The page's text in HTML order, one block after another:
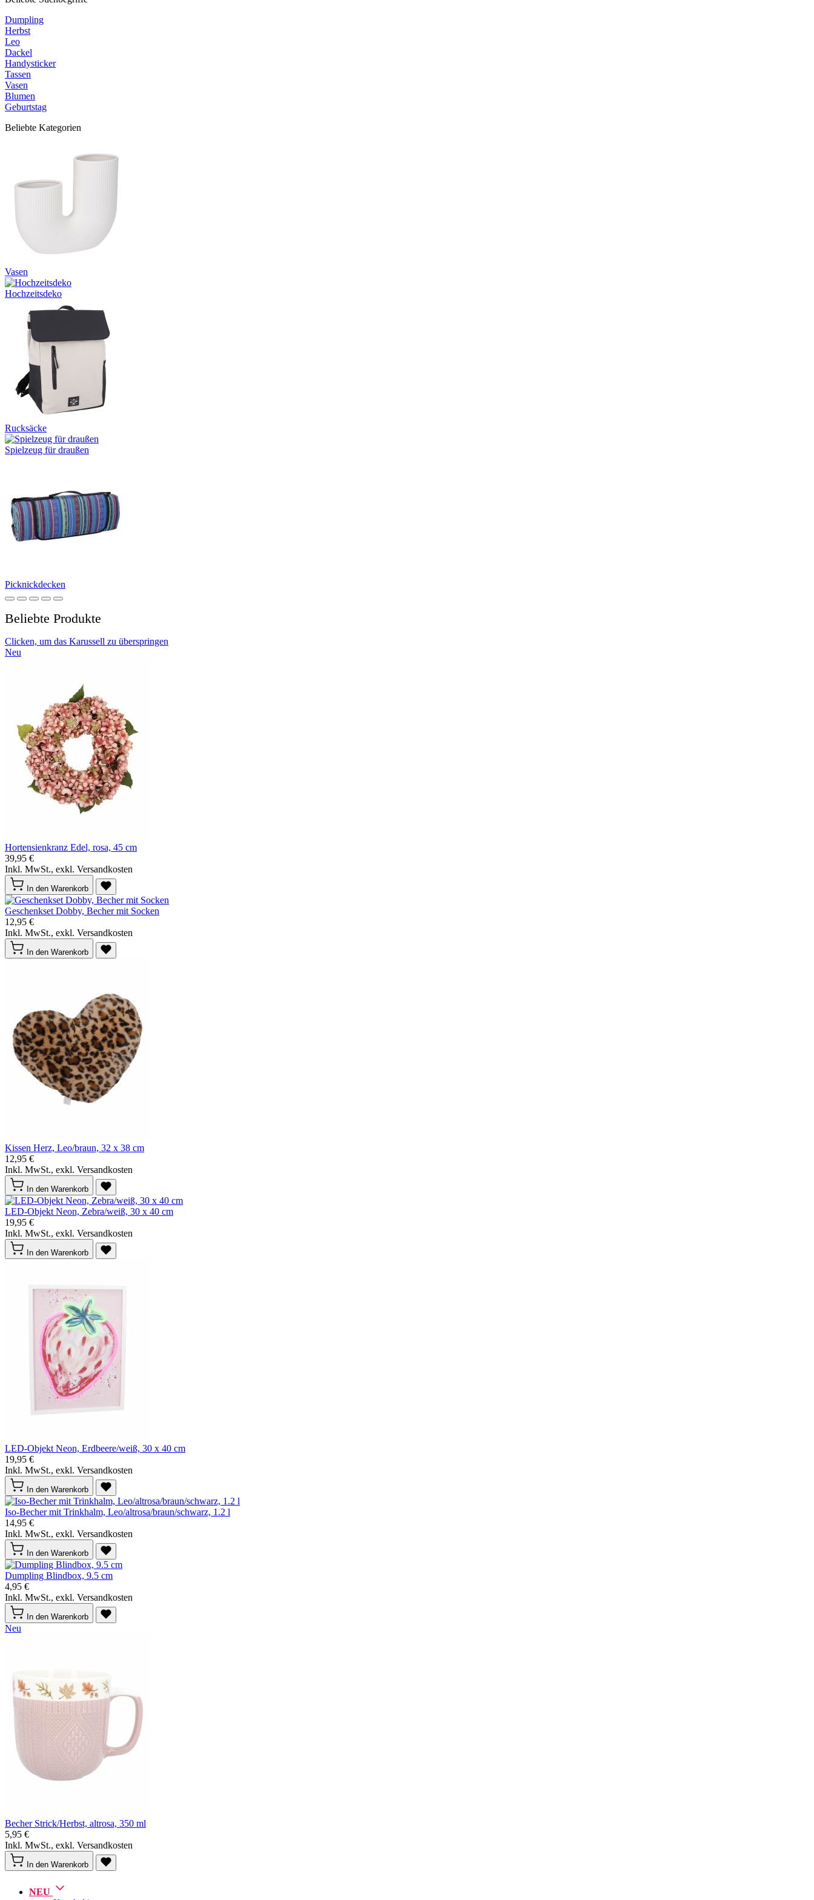
Dumpling
Herbst
Leo
Dackel
Handysticker
Tassen
Vasen
Blumen
Geburtstag
Beliebte Kategorien
Vasen
Hochzeitsdeko
Rucksäcke
Spielzeug für draußen
Picknickdecken
Beliebte Produkte
Clicken, um das Karussell zu überspringen
Neu
Hortensienkranz Edel, rosa, 45 cm
39,95 €
Inkl. MwSt., exkl. Versandkosten
In den Warenkorb
Geschenkset Dobby, Becher mit Socken
12,95 €
Inkl. MwSt., exkl. Versandkosten
In den Warenkorb
Kissen Herz, Leo/braun, 32 x 38 cm
12,95 €
Inkl. MwSt., exkl. Versandkosten
In den Warenkorb
LED-Objekt Neon, Zebra/weiß, 30 x 40 cm
19,95 €
Inkl. MwSt., exkl. Versandkosten
In den Warenkorb
LED-Objekt Neon, Erdbeere/weiß, 30 x 40 cm
19,95 €
Inkl. MwSt., exkl. Versandkosten
In den Warenkorb
Iso-Becher mit Trinkhalm, Leo/altrosa/braun/schwarz, 1.2 l
14,95 €
Inkl. MwSt., exkl. Versandkosten
In den Warenkorb
Dumpling Blindbox, 9.5 cm
4,95 €
Inkl. MwSt., exkl. Versandkosten
In den Warenkorb
Neu
Becher Strick/Herbst, altrosa, 350 ml
5,95 €
Inkl. MwSt., exkl. Versandkosten
In den Warenkorb
NEU